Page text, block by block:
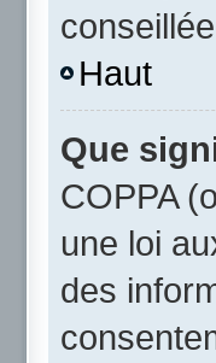
Haut
Que
COPPA
une loi
des